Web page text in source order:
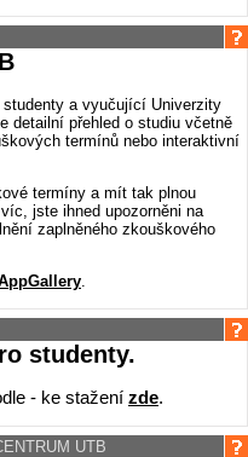
a vyučující Univerzity
detailní přehled o studiu včetně
termínů nebo interaktivní
termíny a mít tak plnou
jste ihned upozorněni na
zaplněného zkouškového
.
studenty.
- ke stažení zde.
UTB